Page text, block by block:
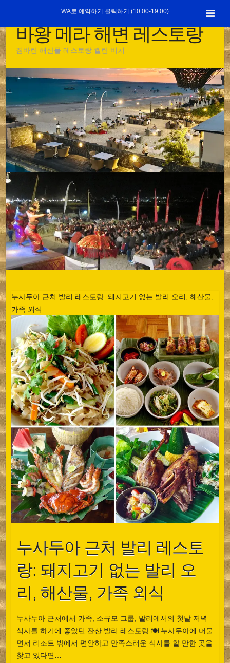
WA로 예약하기 클릭하기 (10:00-19:00)
츠
로
건
너
뛰
기
바왕 메라 해변 레스토랑
짐바란 해산물 레스토랑 켈란 비치
누사두아 근처 발리 레스토랑: 돼지고기 없는 발리 오리, 해산물,
가족 외식
누사두아 근처 발리 레스토
랑: 돼지고기 없는 발리 오
리, 해산물, 가족 외식
누사두아 근처에서 가족, 소규모 그룹, 발리에서의 첫날 저녁
식사를 하기에 좋았던 잔산 발리 레스토랑 🍽️ 누사두아에 머물
면서 리조트 밖에서 편안하고 만족스러운 식사를 할 만한 곳을
찾고 있다면…